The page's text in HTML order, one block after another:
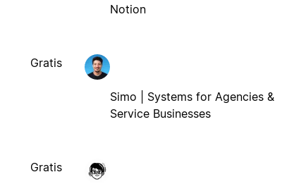
Notion
Gratis
Simo | Systems for Agencies &
Service Businesses
Gratis